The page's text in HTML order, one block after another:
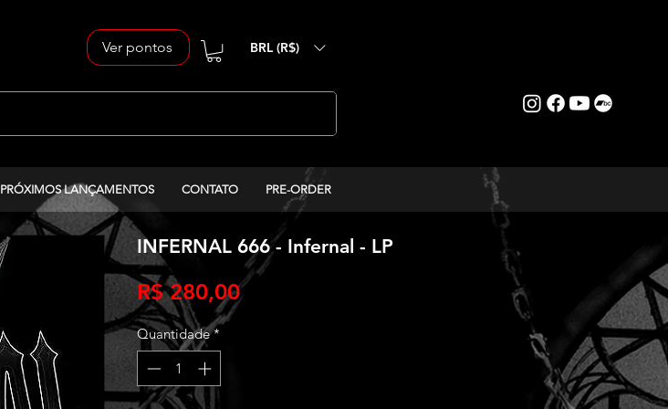
Ver pontos BRL (R$)
PRÓXIMOS LANÇAMENTOS CONTATO PRE-ORDER
INFERNAL 666 - Infernal - LP
R$ 280,00Preço
Quantidade *